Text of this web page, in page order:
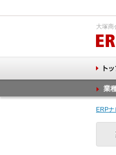
大塚商
業
ERP